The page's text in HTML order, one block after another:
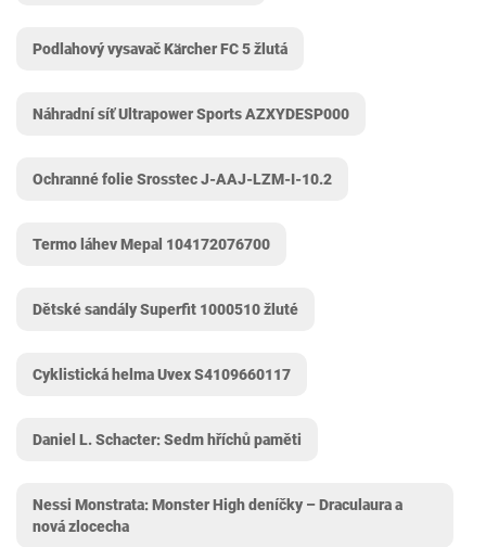
Podlahový vysavač Kärcher FC 5 žlutá
Náhradní síť Ultrapower Sports ‎AZXYDESP000
Ochranné folie Srosstec ‎J-AAJ-LZM-I-10.2
Termo láhev Mepal 104172076700
Dětské sandály Superfit 1000510 žluté
Cyklistická helma Uvex S4109660117
Daniel L. Schacter: Sedm hříchů paměti
Nessi Monstrata: Monster High deníčky – Draculaura a
nová zlocecha